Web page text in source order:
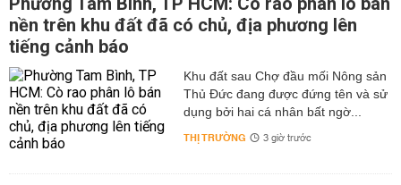
nền trên khu đất đã có chủ, địa phương lên
tiếng cảnh báo
Khu đất sau Chợ đầu mối Nông sản
Thủ Đức đang được đứng tên và sử
dụng bởi hai cá nhân bất ngờ...
THỊ TRƯỜNG 3 giờ trước